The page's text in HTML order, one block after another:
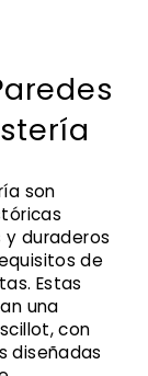
son
duraderos
de
Estas
una
con
diseñadas